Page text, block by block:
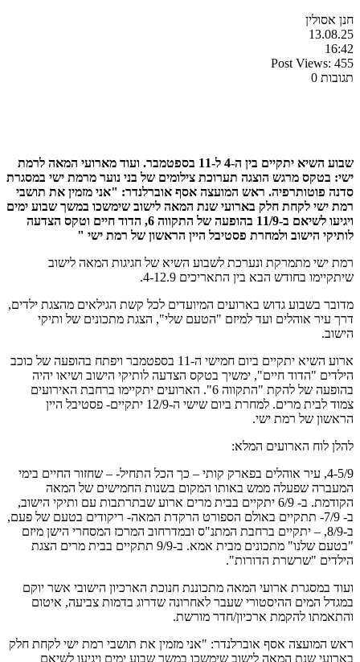
חנן אסולין
13.08.25
16:42
Post Views: 455
תגובות 0
שבוע השיא יתקיים בין ה-4 ל-11 בספטמבר. ועוד מארועי המאה לרמת
ישי: בטקס מרגש הוצגה תערוכת צילומים של בני נוער מרמת ישי במסגרת
סדנה פוטותרפיה. ראש המועצה אסף אוברלנדר: "אני מזמין את תושבי
רמת ישי לקחת חלק בארועי שנת המאה לישוב שימשכו במשך שבוע ימים
ויגיעו לשיאם ב-11/9 בהופעה של התקווה 6, הדוד חיים וטקס הצדעה
לותיקי הישוב ולמחרת פסטיבל היין הראשון של רמת ישי "
רמת ישי מתמרקת ונערכת לשבוע השיא של חגיגות המאה לישוב
שיתקיימו בחודש הבא בין התאריכים 4-12.9.
מדובר בשבוע גדוש בארועים המיועדים לכל קשת הגילאים מהצגת ילדים,
דרך עיר אוהלים ועד למיזם "הטעם שלי", הצגת מתכונים של ותיקי
הישוב.
ארוע השיא יתקיים ביום חמישי ה-11 בספטמבר ויפתח בהופעה של כוכב
הילדים "הדוד חיים", ימשיך בטקס הצדעה לותיקי הישוב ושיאו יהיה
בהופעה של להקת "התקווה 6". הארועים יתקיימו ברחבת האירועים
צמוד לבית מרים. למחרת ביום שישי ה-12/9 יתקיים- פסטיבל היין
הראשון של רמת ישי.
להלן לוח הארועים המלא:
4-5/9, עיר אוהלים בפארק קותי – כך הכל התחיל- – שחזור החיים בימי
המעברה שפעלה ממש באותו המקום בשנות החמישים של המאה
הקודמת. ב- 6/9 יתקיים בבית מרים ארוע שבתרתבות עם ותיקי הישוב,
ב- 7/9- תתקיים באולם הספורט הרקדת המאה- ריקודים בטעם של פעם,
ב-8/9, – יתקיים ברחבת המתנ"ס ובמדרחוב המרכז המסחרי הישן מיזם
"בטעם שלנו" מתכונים מבית אמא. ב-9/9 תתקיים בבית מרים הצגת
הילדים "שרשרת הדורות".
ועוד במסגרת ארועי המאה מתכוננת חנוכת הארכיון הישובי אשר יוקם
במגדל המים ההיסטורי שעבר לאחרונה שדרוג בדמות צביעה, איטום
והתאמתו להקמת ארכיון/חדר מורשת.
ראש המועצה אסף אוברלנדר: "אני מזמין את תושבי רמת ישי לקחת חלק
בארועי שנת המאה לישוב שימשכו במשך שבוע ימים ויגיעו לשיאם